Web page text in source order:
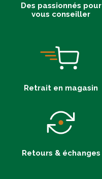
Des passionnés pour
vous conseiller
Retrait en magasin
Retours & échanges